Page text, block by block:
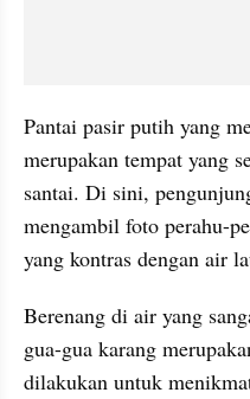
Pantai pasir putih yang
merupakan tempat yang
santai. Di sini,
mengambil foto perahu-
yang kontras dengan air
Berenang di air yang
gua-gua karang
dilakukan untuk